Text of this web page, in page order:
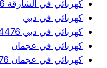
كهربائي في الشارقة 0557714476
كهربائي في دبي
كهربائي في دبي 0557714476
كهربائي في عجمان
كهربائي في عجمان 0557714476